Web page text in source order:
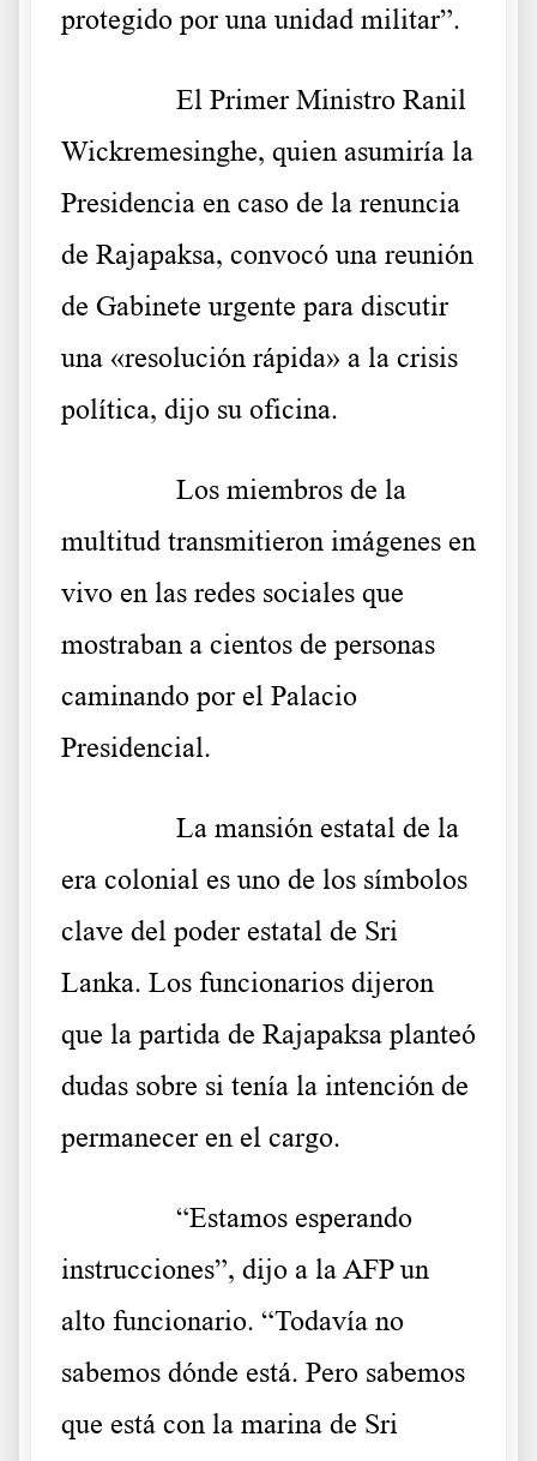
protegido por una unidad militar”.
El Primer Ministro Ranil
Wickremesinghe, quien asumiría la
Presidencia en caso de la renuncia
de Rajapaksa, convocó una reunión
de Gabinete urgente para discutir
una «resolución rápida» a la crisis
política, dijo su oficina.
Los miembros de la
multitud transmitieron imágenes en
vivo en las redes sociales que
mostraban a cientos de personas
caminando por el Palacio
Presidencial.
La mansión estatal de la
era colonial es uno de los símbolos
clave del poder estatal de Sri
Lanka. Los funcionarios dijeron
que la partida de Rajapaksa planteó
dudas sobre si tenía la intención de
permanecer en el cargo.
“Estamos esperando
instrucciones”, dijo a la AFP un
alto funcionario. “Todavía no
sabemos dónde está. Pero sabemos
que está con la marina de Sri